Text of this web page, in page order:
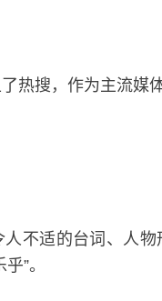
热搜，作为主流媒
人不适的台词、人
”。